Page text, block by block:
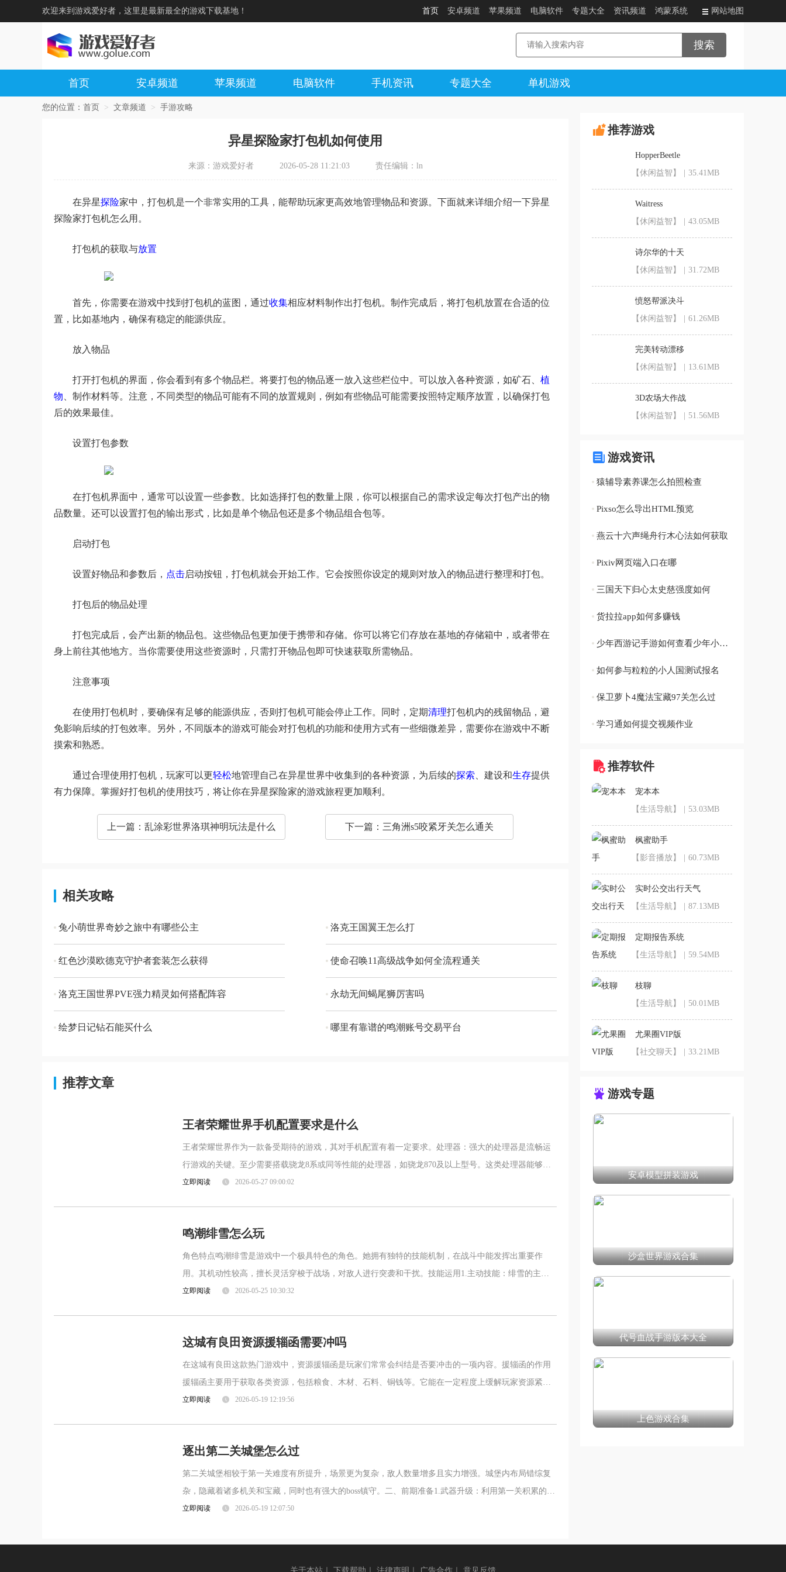
欢迎来到游戏爱好者，这里是最新最全的游戏下载基地！ 首页 安卓频道 苹果频道 电脑软件 专题大全 资讯频道 鸿蒙系统 网站地图
首页 安卓频道 苹果频道 电脑软件 手机资讯 专题大全 单机游戏
您的位置： 首页 > 文章频道 > 手游攻略
异星探险家打包机如何使用
来源：游戏爱好者 2026-05-28 11:21:03 责任编辑：ln
在异星探险家中，打包机是一个非常实用的工具，能帮助玩家更高效地管理物品和资源。下面就来详细介绍一下异星
探险家打包机怎么用。
打包机的获取与放置
首先，你需要在游戏中找到打包机的蓝图，通过收集相应材料制作出打包机。制作完成后，将打包机放置在合适的位
置，比如基地内，确保有稳定的能源供应。
放入物品
打开打包机的界面，你会看到有多个物品栏。将要打包的物品逐一放入这些栏位中。可以放入各种资源，如矿石、 植
物 、制作材料等。注意，不同类型的物品可能有不同的放置规则，例如有些物品可能需要按照特定顺序放置，以确保打包
后的效果最佳。
设置打包参数
在打包机界面中，通常可以设置一些参数。比如选择打包的数量上限，你可以根据自己的需求设定每次打包产出的物
品数量。还可以设置打包的输出形式，比如是单个物品包还是多个物品组合包等。
启动打包
设置好物品和参数后， 点击启动按钮，打包机就会开始工作。它会按照你设定的规则对放入的物品进行整理和打包。
打包后的物品处理
打包完成后，会产出新的物品包。这些物品包更加便于携带和存储。你可以将它们存放在基地的存储箱中，或者带在
身上前往其他地方。当你需要使用这些资源时，只需打开物品包即可快速获取所需物品。
注意事项
在使用打包机时，要确保有足够的能源供应，否则打包机可能会停止工作。同时，定期清理打包机内的残留物品，避
免影响后续的打包效率。另外，不同版本的游戏可能会对打包机的功能和使用方式有一些细微差异，需要你在游戏中不断
摸索和熟悉。
通过合理使用打包机，玩家可以更轻松地管理自己在异星世界中收集到的各种资源，为后续的探索 、建设和生存提供
有力保障。掌握好打包机的使用技巧，将让你在异星探险家的游戏旅程更加顺利。
上一篇： 乱涂彩世界洛琪神明玩法是什么 下一篇： 三角洲s5咬紧牙关怎么通关
相关攻略
兔小萌世界奇妙之旅中有哪些公主 洛克王国翼王怎么打
红色沙漠欧德克守护者套装怎么获得 使命召唤11高级战争如何全流程通关
洛克王国世界PVE强力精灵如何搭配阵容 永劫无间蝎尾狮厉害吗
绘梦日记钻石能买什么 哪里有靠谱的鸣潮账号交易平台
推荐文章
王者荣耀世界手机配置要求是什么
王者荣耀世界作为一款备受期待的游戏，其对手机配置有着一定要求。处理器：强大的处理器是流畅运
行游戏的关键。至少需要搭载骁龙8系或同等性能的处理器，如骁龙870及以上型号。这类处理器能够轻
松应对游戏中复杂的场景渲染、角色动作计算等任务，确保游戏画面的高帧率稳定输出
立即阅读 2026-05-27 09:00:02
鸣潮绯雪怎么玩
角色特点鸣潮绯雪是游戏中一个极具特色的角色。她拥有独特的技能机制，在战斗中能发挥出重要作
用。其机动性较高，擅长灵活穿梭于战场，对敌人进行突袭和干扰。技能运用1.主动技能：绯雪的主动
技能具有强大的输出能力。在合适的时机释放，能对敌人造成高额伤害。比如在敌人聚集时
立即阅读 2026-05-25 10:30:32
这城有良田资源援辎函需要冲吗
在这城有良田这款热门游戏中，资源援辎函是玩家们常常会纠结是否要冲击的一项内容。援辎函的作用
援辎函主要用于获取各类资源，包括粮食、木材、石料、铜钱等。它能在一定程度上缓解玩家资源紧张
的局面，助力城市的建设与发展。通过开启援辎函，玩家有机会获得大量急需的资源，加快
立即阅读 2026-05-19 12:19:56
逐出第二关城堡怎么过
第二关城堡相较于第一关难度有所提升，场景更为复杂，敌人数量增多且实力增强。城堡内布局错综复
杂，隐藏着诸多机关和宝藏，同时也有强大的boss镇守。二、前期准备1.武器升级：利用第一关积累的资
源，优先将主武器升级到较高等级，提升攻击力和攻击速度，这对于应对城堡中的
立即阅读 2026-05-19 12:07:50
推荐游戏
HopperBeetle
【休闲益智】
35.41MB
Waitress
【休闲益智】
43.05MB
诗尔华的十天
【休闲益智】
31.72MB
愤怒帮派决斗
【休闲益智】
61.26MB
完美转动漂移
【休闲益智】
13.61MB
3D农场大作战
【休闲益智】
51.56MB
游戏资讯
猿辅导素养课怎么拍照检查
Pixso怎么导出HTML预览
燕云十六声绳舟行木心法如何获取
Pixiv网页端入口在哪
三国天下归心太史慈强度如何
货拉拉app如何多赚钱
少年西游记手游如何查看少年小青天赋攻略
如何参与粒粒的小人国测试报名
保卫萝卜4魔法宝藏97关怎么过
学习通如何提交视频作业
推荐软件
宠本本
【生活导航】
53.03MB
枫蜜助手
【影音播放】
60.73MB
实时公交出行天气
【生活导航】
87.13MB
定期报告系统
【生活导航】
59.54MB
枝聊
【生活导航】
50.01MB
尤果圈VIP版
【社交聊天】
33.21MB
游戏专题
安卓模型拼装游戏
沙盒世界游戏合集
代号血战手游版本大全
上色游戏合集